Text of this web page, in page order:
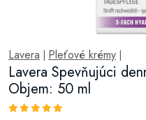
Lavera Pleťové krémy
Lavera Spevňujúci
Objem: 50 ml